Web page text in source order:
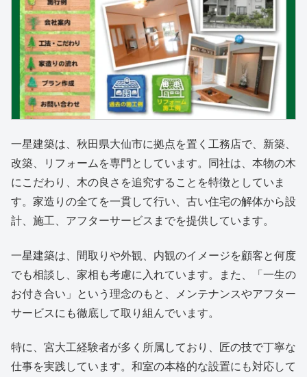
一星建築は、秋田県大仙市に拠点を置く工務店で、新築、
改築、リフォームを専門としています。同社は、本物の木
にこだわり、木の良さを追究することを特徴としていま
す。家造りの全てを一貫して行い、古い住宅の解体から設
計、施工、アフターサービスまでを提供しています。
一星建築は、間取りや外観、内観のイメージを顧客と何度
でも相談し、家相も考慮に入れています。また、「一生の
お付き合い」という理念のもと、メンテナンスやアフター
サービスにも徹底して取り組んでいます。
特に、宮大工経験者が多く所属しており、匠の技で丁寧な
仕事を実践しています。和室の本格的な設置にも対応して